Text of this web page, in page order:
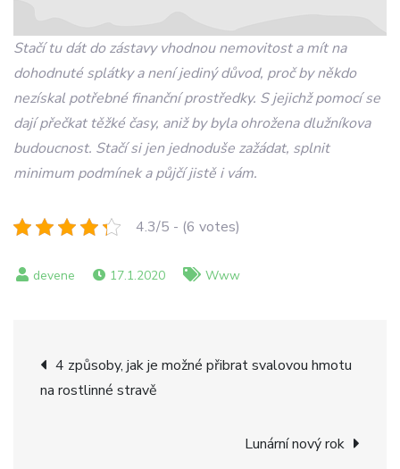
Stačí tu dát do zástavy vhodnou nemovitost a mít na
dohodnuté splátky a není jediný důvod, proč by někdo
nezískal potřebné finanční prostředky. S jejichž pomocí se
dají přečkat těžké časy, aniž by byla ohrožena dlužníkova
budoucnost. Stačí si jen jednoduše zažádat, splnit
minimum podmínek a půjčí jistě i vám.
4.3/5 - (6 votes)
17.1.2020 Www
Navigace
pro
4 způsoby, jak je možné přibrat svalovou hmotu
na rostlinné stravě
Lunární nový rok